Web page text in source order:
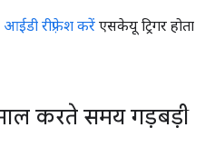
आईडी रीफ़्रेश करें एसकेयू ट्रिगर होता
करते समय गड़बड़ी